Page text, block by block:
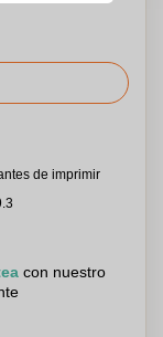
de imprimir
con nuestro